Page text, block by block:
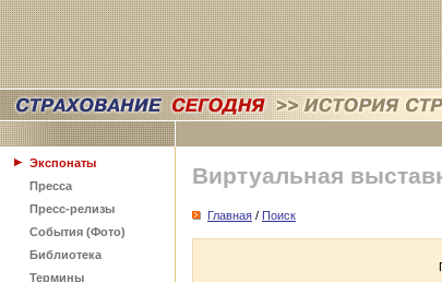
Экспонаты
Пресса
Пресс-релизы
События (Фото)
Библиотека
Термины
Виртуальная
Главная / Поиск